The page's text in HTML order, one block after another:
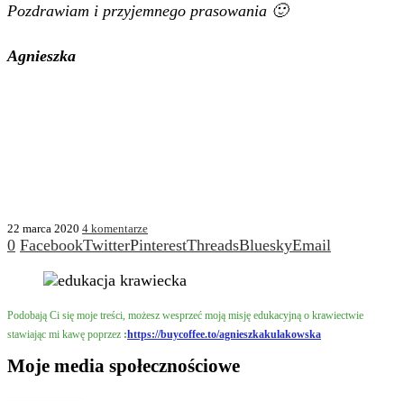
Pozdrawiam i przyjemnego prasowania 🙂
Agnieszka
22 marca 2020 4 komentarze
0 FacebookTwitterPinterestThreadsBlueskyEmail
Podobają Ci się moje treści, możesz wesprzeć moją misję edukacyjną o krawiectwie
stawiając mi kawę poprzez :https://buycoffee.to/agnieszkakulakowska
Moje media społecznościowe